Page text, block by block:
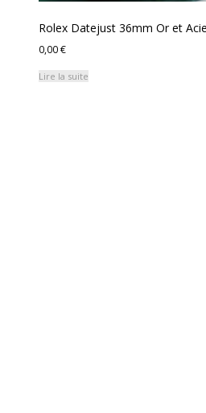
Rolex Datejust 36mm Or et
0,00€
Lire la suite